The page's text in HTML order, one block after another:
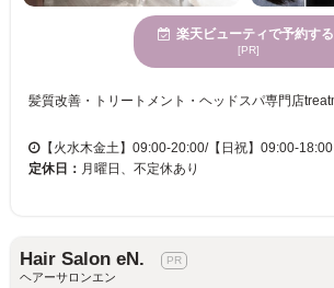
楽天ビューティで予約する
[PR]
【火水木金土】09:00-20:00/【日祝】09:00-18:00
定休日： 月曜日、不定休あり
Hair Salon eN.
ヘアーサロンエン